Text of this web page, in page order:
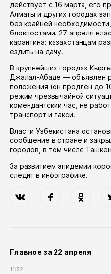
действует с 16 марта, его
Алматы и других городах
без крайней
блокпостами. 27 апреля
карантина: казахстанцам
ездить на дачу.
В крупнейших городах
Джалал-Абаде — объявлен
положения (он продлен до
режим чрезвычайной
комендантский час, не
транспорт и такси.
Власти Узбекистана
сообщение в стране и
городов, в том числе
За развитием эпидемии
следит в инфографике.
Главное за 22 апреля
11:52